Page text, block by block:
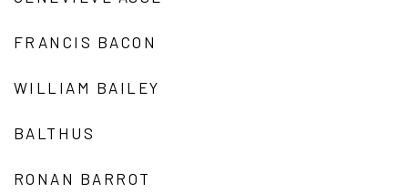
FRANCIS BACON
WILLIAM BAILEY
BALTHUS
RONAN BARROT